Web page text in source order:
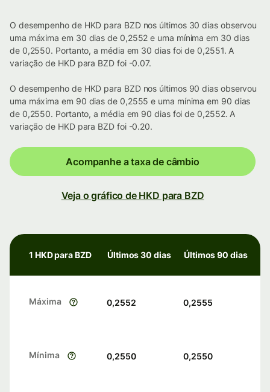
O desempenho de HKD para BZD nos últimos 30 dias observou
uma máxima em 30 dias de 0,2552 e uma mínima em 30 dias
de 0,2550. Portanto, a média em 30 dias foi de 0,2551. A
variação de HKD para BZD foi -0.07.
O desempenho de HKD para BZD nos últimos 90 dias observou
uma máxima em 90 dias de 0,2555 e uma mínima em 90 dias
de 0,2550. Portanto, a média em 90 dias foi de 0,2552. A
variação de HKD para BZD foi -0.20.
Acompanhe a taxa de câmbio
Veja o gráfico de HKD para BZD
1 HKD para BZD Últimos 30 dias Últimos 90 dias
Máxima 0,2552 0,2555
Mínima 0,2550 0,2550